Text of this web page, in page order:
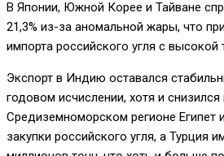
В Японии, Южной Корее и Тайване
21,3% из-за аномальной жары, что
импорта российского угля с высокой
Экспорт в Индию оставался
годовом исчислении, хотя и
Средиземноморском регионе Египет
закупки российского угля, а Турция